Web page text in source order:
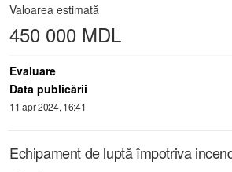
Valoarea estimată
450 000 MDL
Evaluare
Data publicării
11 apr 2024, 16:41
Echipament de luptă împotriva